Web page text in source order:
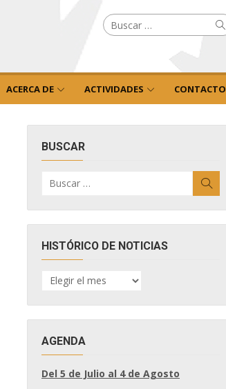
Buscar
por:
ACERCA DE ACTIVIDADES CONTACTO
BUSCAR
por:
HISTÓRICO DE NOTICIAS
HISTÓRICO
DE
AGENDA
Del 5 de Julio al 4 de Agosto